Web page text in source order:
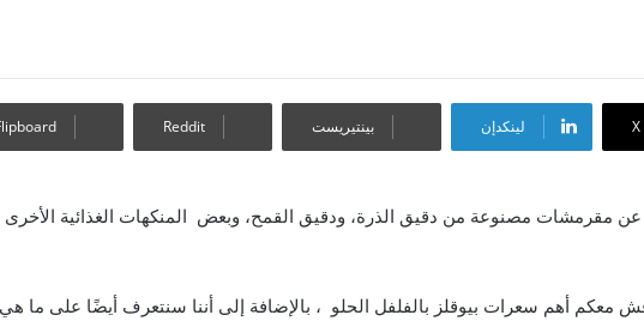
‫X لينكدإن بينتيريست
عن مقرمشات مصنوعة من دقيق الذرة، ودقيق القمح، وبعض المنكهات الغذائية
أهم سعرات بيوقلز بالفلفل الحلو ، بالإضافة إلى أننا سنتعرف أيضًا على ما هي